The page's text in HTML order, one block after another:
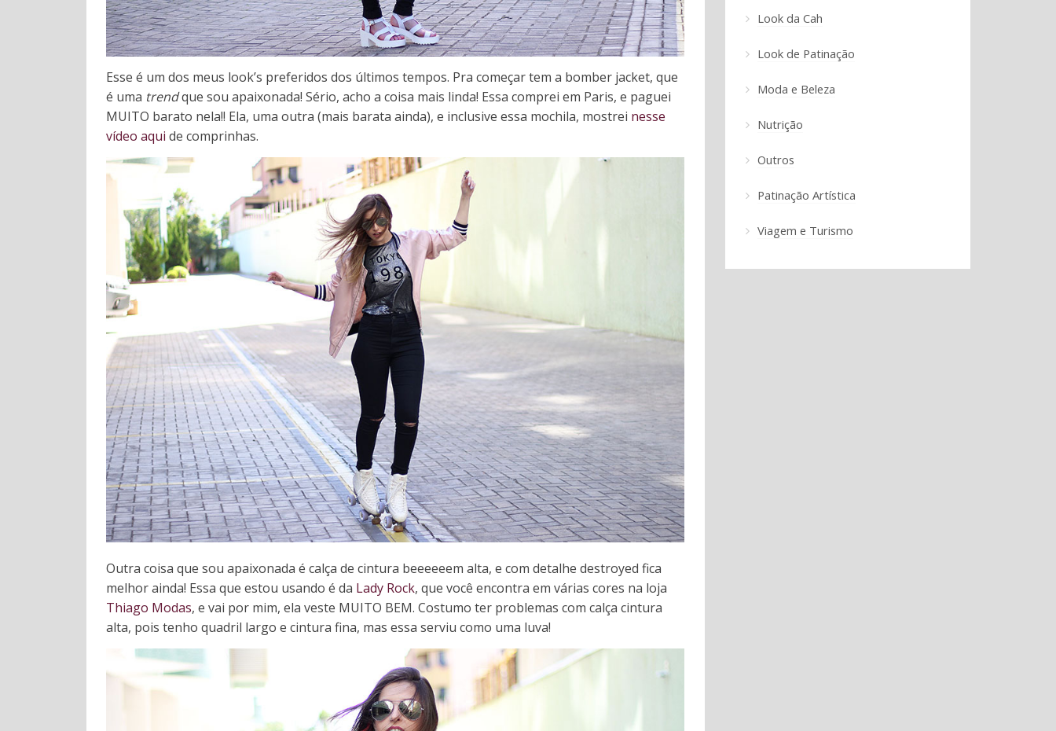
Esse é um dos meus look’s preferidos dos últimos tempos. Pra começar tem a bomber jacket, que
é uma trendque sou apaixonada! Sério, acho a coisa mais linda! Essa comprei em Paris, e paguei
MUITO barato nela!! Ela, uma outra (mais barata ainda), e inclusive essa mochila, mostrei nesse
vídeo aqui de comprinhas.
Outra coisa que sou apaixonada é calça de cintura beeeeeem alta, e com detalhe destroyed fica
melhor ainda! Essa que estou usando é da Lady Rock, que você encontra em várias cores na loja
Thiago Modas, e vai por mim, ela veste MUITO BEM. Costumo ter problemas com calça cintura
alta, pois tenho quadril largo e cintura fina, mas essa serviu como uma luva!
Look da Cah
Look de Patinação
Moda e Beleza
Nutrição
Outros
Patinação Artística
Viagem e Turismo